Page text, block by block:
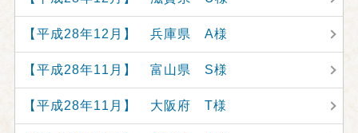
【平成28年12月】 兵庫県 A様
【平成28年11月】 富山県 S様
【平成28年11月】 大阪府 T様